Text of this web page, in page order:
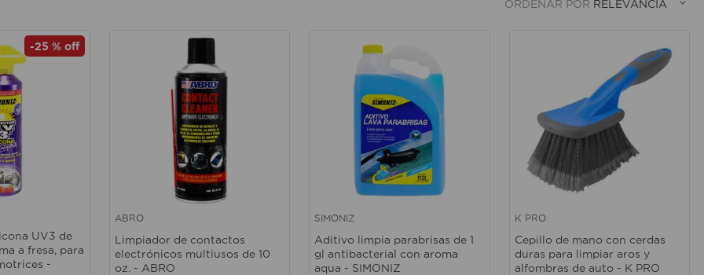
ORDENAR POR RELEVANCIA
-25 %off
UV3 de
a fresa, para
-
Vista rápida
ABRO
Limpiador de contactos
electrónicos multiusos de 10
oz. - ABRO
Vista rápida
SIMONIZ
Aditivo limpia parabrisas de 1
gl antibacterial con aroma
aqua - SIMONIZ
Vista rápida
K PRO
Cepillo de mano con cerdas
duras para limpiar aros y
alfombras de auto - K PRO